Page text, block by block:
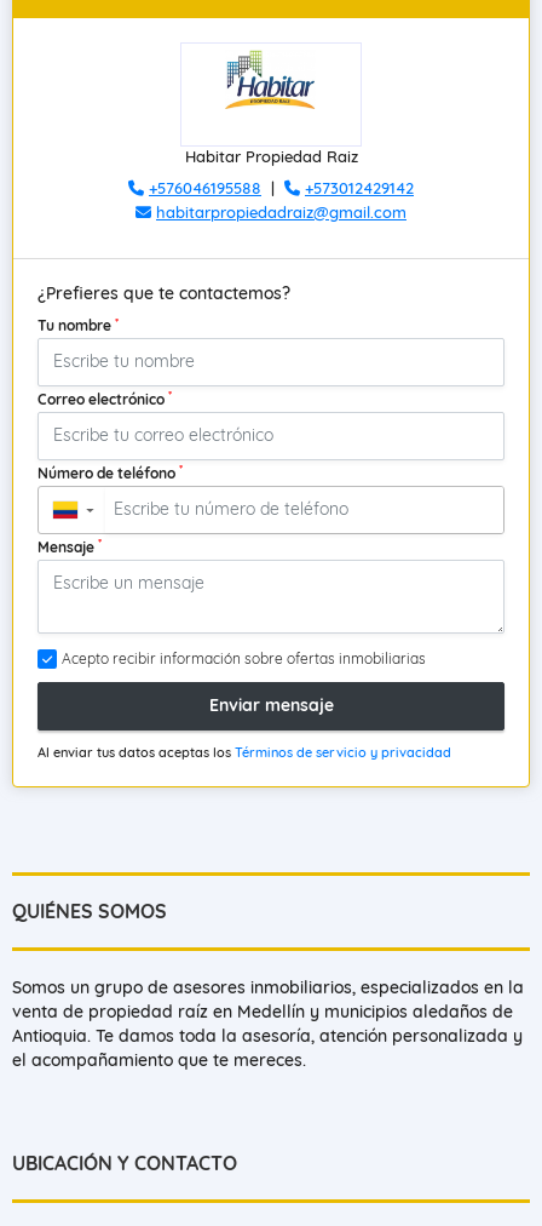
Habitar Propiedad Raiz
+576046195588 |
+573012429142
habitarpropiedadraiz@gmail.com
¿Prefieres que te contactemos?
Tu nombre *
Correo electrónico *
Número de teléfono *
▼
Mensaje *
Acepto recibir información sobre ofertas inmobiliarias
Enviar mensaje
Al enviar tus datos aceptas los Términos de servicio y privacidad
QUIÉNES SOMOS
Somos un grupo de asesores inmobiliarios, especializados en la
venta de propiedad raíz en Medellín y municipios aledaños de
Antioquia. Te damos toda la asesoría, atención personalizada y
el acompañamiento que te mereces.
UBICACIÓN Y CONTACTO